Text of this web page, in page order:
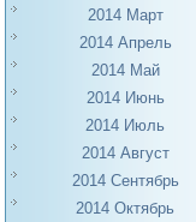
2014 Март
2014 Апрель
2014 Май
2014 Июнь
2014 Июль
2014 Август
2014 Сентябрь
2014 Октябрь